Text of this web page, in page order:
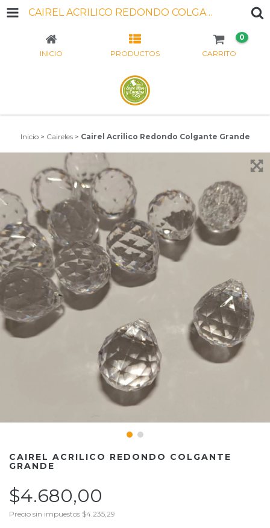
CAIREL ACRILICO REDONDO COLGANTE GRANDE
INICIO PRODUCTOS CARRITO
0
Inicio > Caireles > Cairel Acrilico Redondo Colgante Grande
CAIREL ACRILICO REDONDO COLGANTE
GRANDE
$4.680,00
Precio sin impuestos $4.235,29